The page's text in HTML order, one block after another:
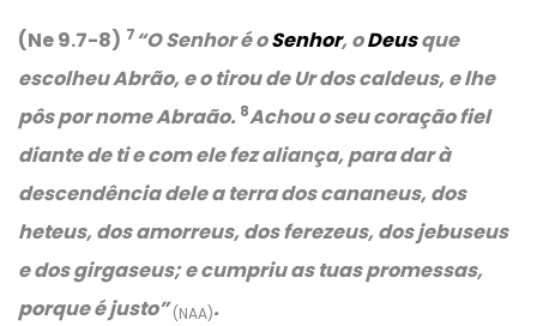
(Ne 9.7-8) 7“O Senhor é oSenhor, oDeusque
escolheu Abrão, e o tirou de Ur dos caldeus, e lhe
pôs por nome Abraão. 8Achou o seu coração fiel
diante de ti e com ele fez aliança, para dar à
descendência dele a terra dos cananeus, dos
heteus, dos amorreus, dos ferezeus, dos jebuseus
e dos girgaseus; e cumpriu as tuas promessas,
porque é justo”(NAA).